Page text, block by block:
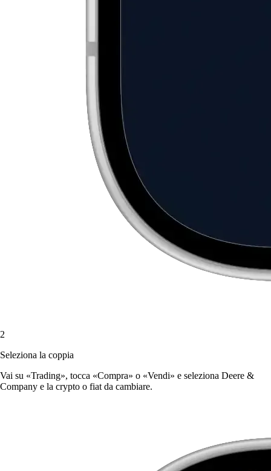
2
Seleziona la coppia
Vai su «Trading», tocca «Compra» o «Vendi» e seleziona Deere &
Company e la crypto o fiat da cambiare.